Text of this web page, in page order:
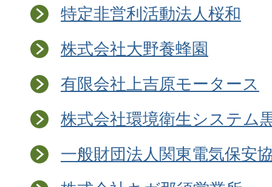
特定非営利活動法人桜和
株式会社大野養蜂園
有限会社上吉原モータース
株式会社環境衛生システム
一般財団法人関東電気保安